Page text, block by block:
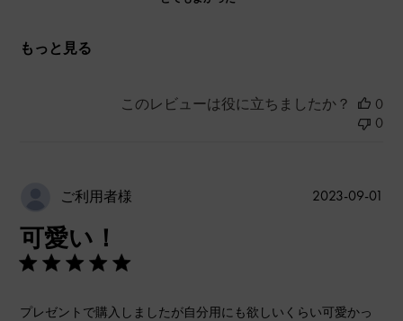
もっと見る
このレビューは役に立ちましたか？
0
0
ご利用者様
可愛い！
プレゼントで購入しましたが自分用にも欲しいくらい可愛かっ
2023-09-01